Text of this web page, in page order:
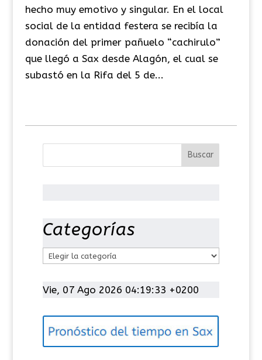
hecho muy emotivo y singular. En el local
social de la entidad festera se recibía la
donación del primer pañuelo “cachirulo”
que llegó a Sax desde Alagón, el cual se
subastó en la Rifa del 5 de...
Categorías
t
g
Vie, 07 Ago 2026 04:19:33 +0200